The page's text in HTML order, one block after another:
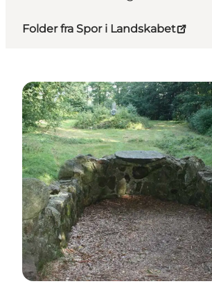
Folder fra Spor i Landskabet